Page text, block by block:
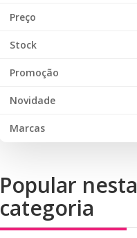
Preço
Stock
Promoção
Novidade
Marcas
Popular nesta
categoria